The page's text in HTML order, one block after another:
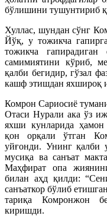
бўлишини тушунтириб
Хуллас, шундан сўнг
Йўқ, у тожикча
тожикча
самимиятини кўриб,
қалби бегидир, гўзал
кашф этишдан яхшироқ
Комрон Сариосиё
Отаси Нурали ака ўз
яхши кунларида ҳамон
қон орқали ўтган
уйғонди. Унинг қалби
мусиқа ва санъат
Маҳфират опа
билан аҳд қилди:
санъаткор бўлиб
тариқа Комронжон
киришди.